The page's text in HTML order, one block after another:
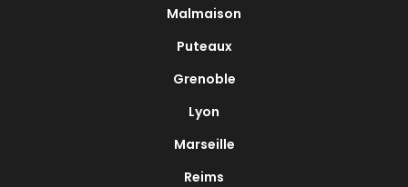
Malmaison
Puteaux
Grenoble
Lyon
Marseille
Reims